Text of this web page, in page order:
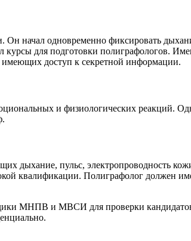
начал одновременно фиксировать
для подготовки полиграфологов.
имеющих доступ к секретной информации.
и физиологических реакций.
дыхание, пульс, электропроводность
квалификации. Полиграфолог должен
МНПВ и МВСИ для проверки